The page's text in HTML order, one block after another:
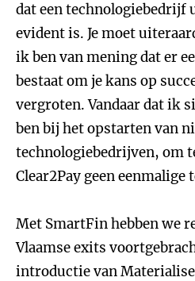
dat een technologiebedrijf
evident is. Je moet
ik ben van mening dat er
bestaat om je kans op
vergroten. Vandaar dat ik
ben bij het opstarten van
technologiebedrijven, om
Clear2Pay geen
Met SmartFin hebben we
Vlaamse exits
introductie van